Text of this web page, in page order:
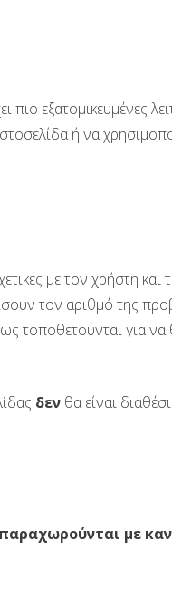
εξατομικευμένες
ή να
με τον χρήστη και
τον αριθμό της
τοποθετούνται για
δεν θα είναι
με